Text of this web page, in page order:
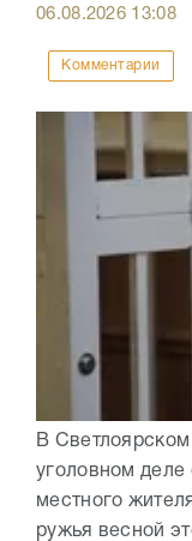
06.08.2026 13:08
Комментарии
В Светлоярском
уголовном деле
местного
ружья весной